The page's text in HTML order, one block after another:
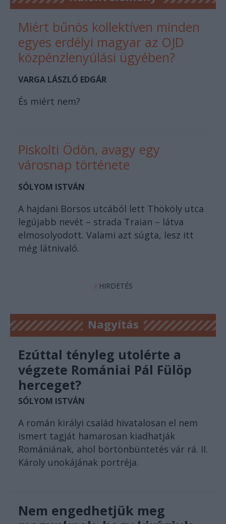
Miért bűnös kollektíven minden
egyes erdélyi magyar az OJD
közpénzlenyúlási ügyében?
VARGA LÁSZLÓ EDGÁR
És miért nem?
Piskolti Ödön, avagy egy
városnap története
SÓLYOM ISTVÁN
A hajdani Borsos utcából lett Thököly utca
legújabb nevét – strada Traian – látva
elmosolyodott. Valami azt súgta, lesz itt
még látnivaló.
//HIRDETÉS
Nagyítás
Ezúttal tényleg utolérte a
végzete Romániai Pál Fülöp
herceget?
SÓLYOM ISTVÁN
A román királyi család hivatalosan el nem
ismert tagját hamarosan kiadhatják
Romániának, ahol börtönbüntetés vár rá. II.
Károly unokájának portréja.
Nem engedhetjük meg